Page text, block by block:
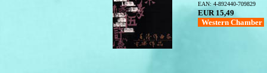
EAN: 4-892440-709829
EUR 15,49
Western Chamber